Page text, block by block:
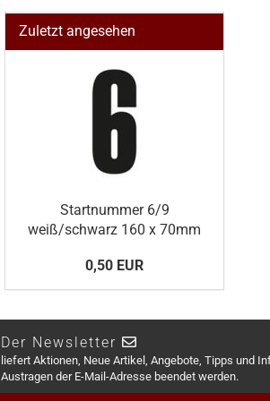
Zuletzt angesehen
Startnummer 6/9
weiß/schwarz 160 x 70mm
0,50 EUR
Der Newsletter
liefert Aktionen, Neue Artikel, Angebote, Tipps und
Austragen der E-Mail-Adresse beendet werden.